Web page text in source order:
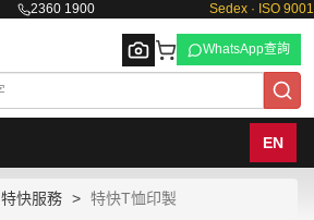
2360 1900 Sedex · ISO 9001
Browse
WhatsApp查詢
EN
特快服務 特快T恤印製